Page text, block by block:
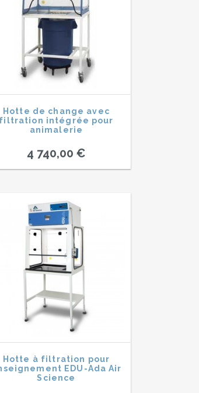
Hotte de change avec
filtration intégrée pour
animalerie
4 740,00 €
Hotte à filtration pour
EDU-Ada Air
Science